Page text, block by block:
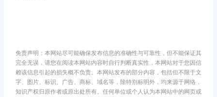
免责声明：本网站尽可能确保发布信息的准确性与可靠性，但不能保证其
完全无误，请您在阅读本网站内容时自行判断真实性，本网站对于您因信
赖该信息引起的损失概不负责。本网站发布的部分内容，包括但不限于文
字、图片、标识、广告、商标、域名等，除特别标明外，均来源于网络，
知识产权归原作者或原出处所有。任何单位或个人认为本网站中的网页或